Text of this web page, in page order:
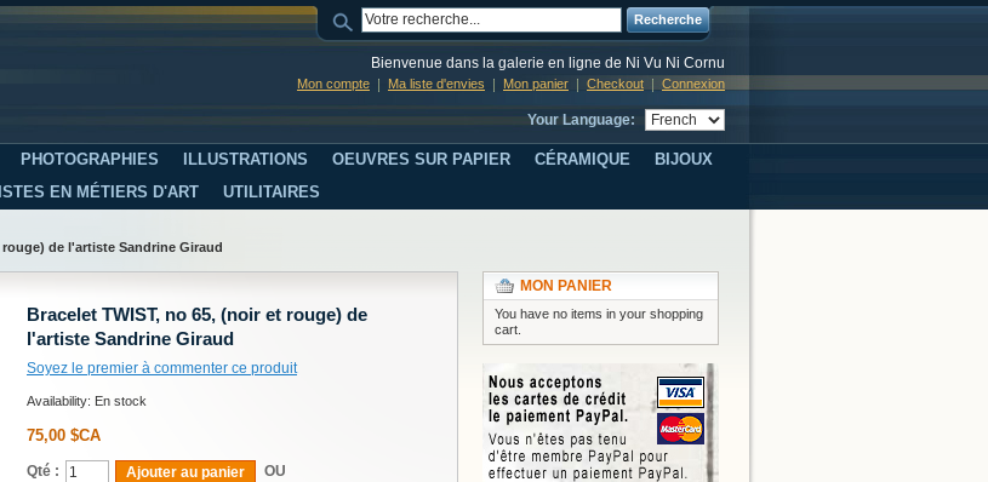
Recherche
Bienvenue dans la galerie en ligne de Ni Vu Ni Cornu
Mon compte Ma liste d'envies Mon panier Checkout Connexion
Your Language:
PHOTOGRAPHIES ILLUSTRATIONS OEUVRES SUR PAPIER CÉRAMIQUE
BIJOUX
EN MÉTIERS D'ART UTILITAIRES
de l'artiste Sandrine Giraud
Bracelet TWIST, no 65, (noir et rouge) de
l'artiste Sandrine Giraud
Soyez le premier à commenter ce produit
Availability: En stock
75,00 $CA
Qté : Ajouter au panier
OU
MON PANIER
You have no items in your shopping
cart.